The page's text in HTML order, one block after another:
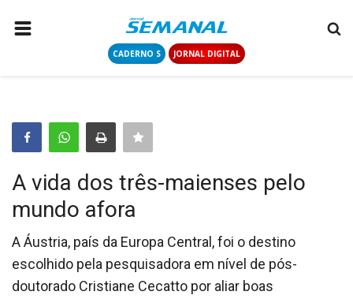
CADERNO S JORNAL DIGITAL
COLUNISTAS
CONTATO
LOGIN
CADASTRAR
CADERNO S
A vida dos três-maienses pelo
mundo afora
A Áustria, país da Europa Central, foi o destino
escolhido pela pesquisadora em nível de pós-
doutorado Cristiane Cecatto por aliar boas